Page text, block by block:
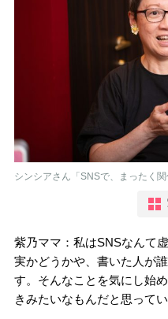
シンシアさん「SNSで、まったく
紫乃ママ：私はSNSなんて
実かどうかや、書いた人が
す。そんなことを気にし始
きみたいなもんだと思ってい